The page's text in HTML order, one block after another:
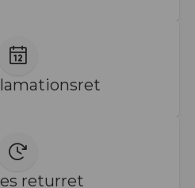
returret